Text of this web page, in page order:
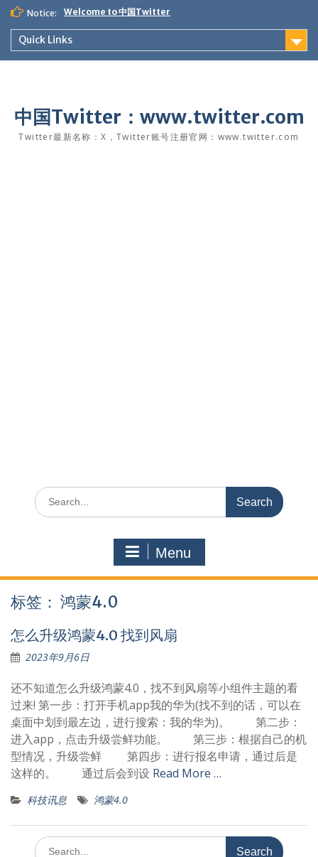
Skip
content
Notice: Welcome to 中国Twitter
Quick Links
中国Twitter：www.twitter.com
Twitter最新名称：X，Twitter账号注册官网：www.twitter.com
Search
for:
Menu
标签： 鸿蒙4.0
怎么升级鸿蒙4.0 找到风扇
2023年9月6日
还不知道怎么升级鸿蒙4.0，找不到风扇等小组件主题的看
过来! 第一步：打开手机app我的华为(找不到的话，可以在
桌面中划到最左边，进行搜索：我的华为)。 第二步：
进入app，点击升级尝鲜功能。 第三步：根据自己的机
型情况，升级尝鲜 第四步：进行报名申请，通过后是
这样的。 通过后会到设 Read More …
科技讯息 鸿蒙4.0
Search